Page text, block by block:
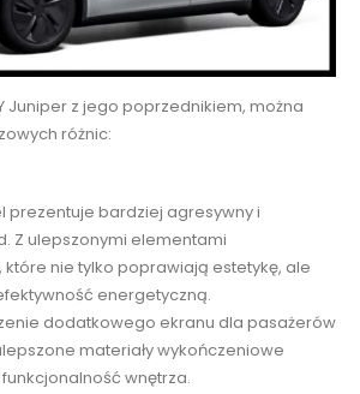
Juniper z jego poprzednikiem, można
różnic:
prezentuje bardziej agresywny i
Z ulepszonymi elementami
nie tylko poprawiają estetykę, ale
energetyczną.
dodatkowego ekranu dla pasażerów
materiały wykończeniowe
wnętrza.